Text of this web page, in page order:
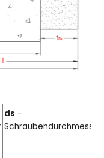
ds -
Schraubendurchmesser